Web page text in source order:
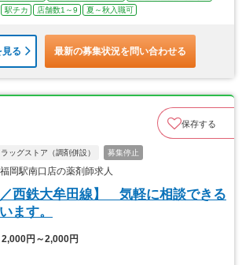
駅チカ 店舗数1～9 夏～秋入職可
る 最新の募集状況を問い合わせる
保存する
ラッグストア（調剤併設） 募集停止
岡駅南口店の薬剤師求人
／西鉄大牟田線】 気軽に相談できる
ます。
2,000円～2,000円